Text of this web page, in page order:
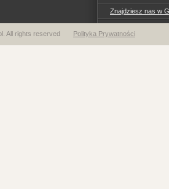
Znajdziesz nas w
All rights reserved Polityka Prywatności